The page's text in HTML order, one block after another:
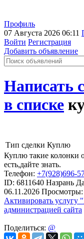
Профиль
07 Августа 2026 06:11
Войти Регистрация
Добавить объявление
Написать
в списке
Тип сделки Куплю
Куплю такие колонки
есть,дайте знать.
Телефон: +7(928)696-
ID: 6811640 Назрань
06.11.2026 Просмотры:
Активировать услугу
администрацией сайта
Поделиться: @